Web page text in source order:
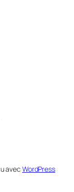
avec WordPress